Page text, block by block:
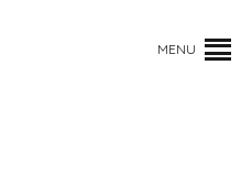
MENU